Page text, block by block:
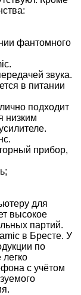
фантомного
звука.
в питании
подходит
низким
прибор,
для
высокое
партий.
в Бресте. У
по
с учётом